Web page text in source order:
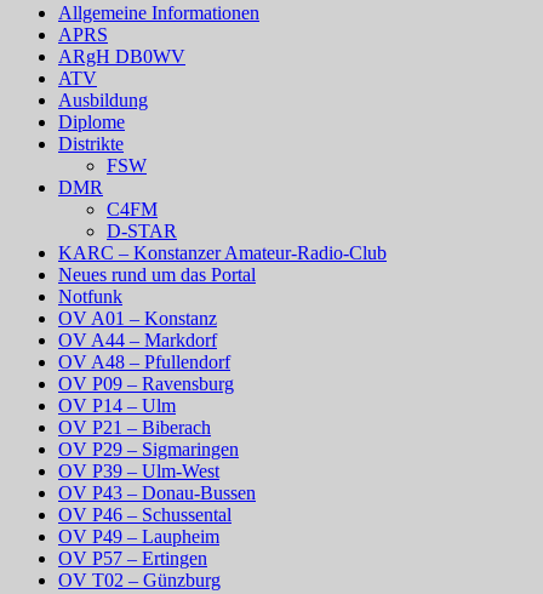
Allgemeine Informationen
APRS
ARgH DB0WV
ATV
Ausbildung
Diplome
Distrikte
FSW
DMR
C4FM
D-STAR
KARC – Konstanzer Amateur-Radio-Club
Neues rund um das Portal
Notfunk
OV A01 – Konstanz
OV A44 – Markdorf
OV A48 – Pfullendorf
OV P09 – Ravensburg
OV P14 – Ulm
OV P21 – Biberach
OV P29 – Sigmaringen
OV P39 – Ulm-West
OV P43 – Donau-Bussen
OV P46 – Schussental
OV P49 – Laupheim
OV P57 – Ertingen
OV T02 – Günzburg